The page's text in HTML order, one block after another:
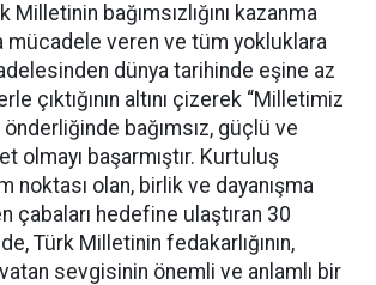
Milletinin bağımsızlığını kazanma
mücadele veren ve tüm yokluklara
dünya tarihinde eşine az
çıktığının altını çizerek “Milletimiz
bağımsız, güçlü ve
olmayı başarmıştır. Kurtuluş
noktası olan, birlik ve dayanışma
çabaları hedefine ulaştıran 30
Türk Milletinin fedakarlığının,
vatan sevgisinin önemli ve anlamlı bir